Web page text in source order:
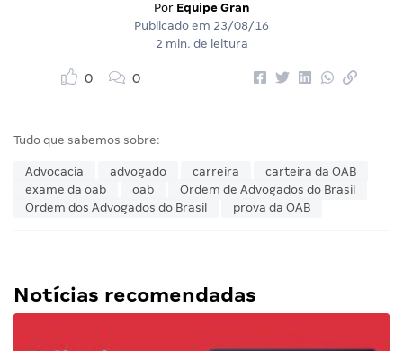
Por Equipe Gran
Publicado em 23/08/16
2 min. de leitura
0 0
Tudo que sabemos sobre:
Advocacia advogado carreira
carteira da OAB
exame da oab
oab
Ordem de Advogados do Brasil
Ordem dos Advogados do Brasil
prova da OAB
Notícias recomendadas